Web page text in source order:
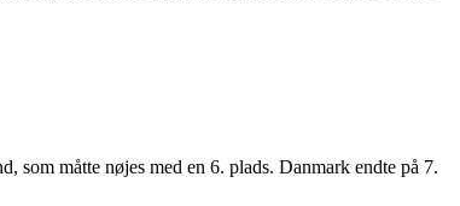
som måtte nøjes med en 6. plads. Danmark endte på 7.